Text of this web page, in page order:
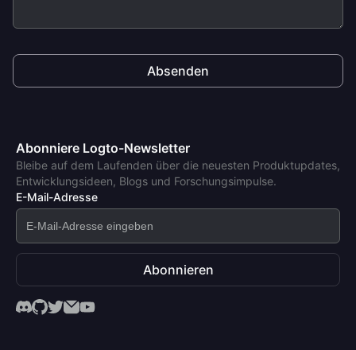
Absenden
Abonniere Logto-Newsletter
Bleibe auf dem Laufenden über die neuesten Produktupdates,
Entwicklungsideen, Blogs und Forschungsimpulse.
E-Mail-Adresse
Abonnieren